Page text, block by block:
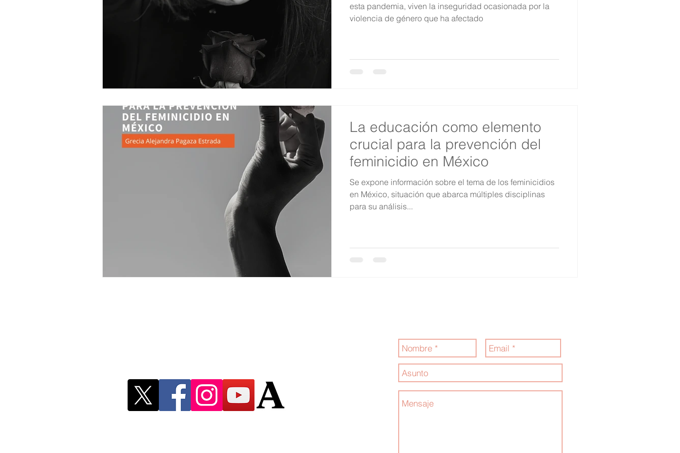
esta pandemia, viven la inseguridad ocasionada por la
violencia de género que ha afectado
La educación como elemento
crucial para la prevención del
feminicidio en México
Se expone información sobre el tema de los feminicidios
en México, situación que abarca múltiples disciplinas
para su análisis...